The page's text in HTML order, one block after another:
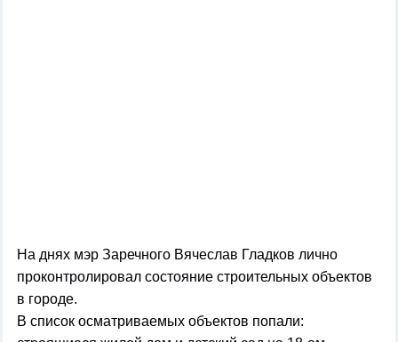
На днях мэр Заречного Вячеслав Гладков лично
проконтролировал состояние строительных объектов
в городе.
В список осматриваемых объектов попали: